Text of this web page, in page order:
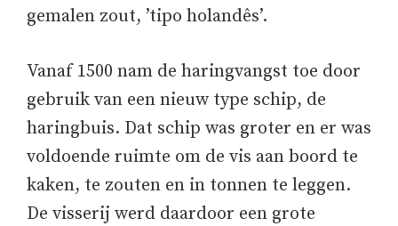
gemalen zout, ’tipo holandês’.
Vanaf 1500 nam de haringvangst toe door
gebruik van een nieuw type schip, de
haringbuis. Dat schip was groter en er was
voldoende ruimte om de vis aan boord te
kaken, te zouten en in tonnen te leggen.
De visserij werd daardoor een grote